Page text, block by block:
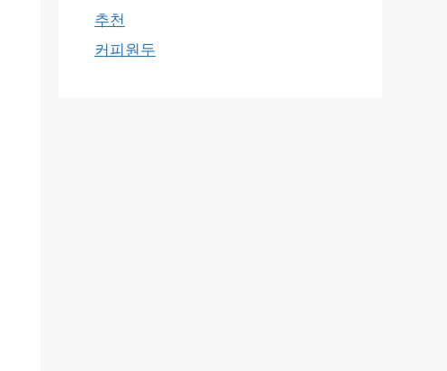
추천
커피원두